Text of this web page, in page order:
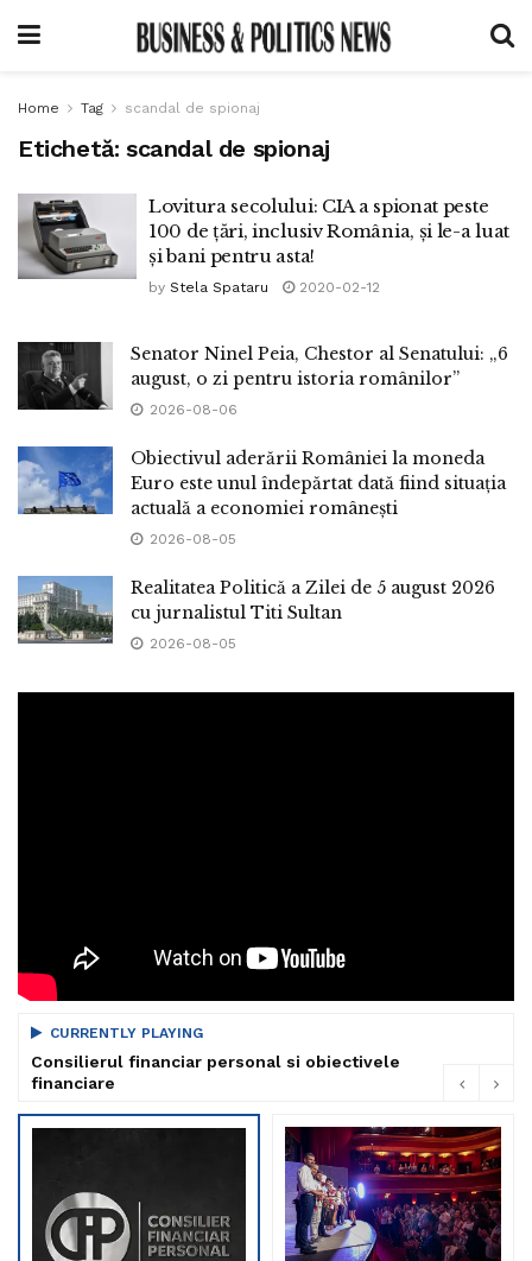
Home Tag scandal de spionaj
Etichetă: scandal de spionaj
Lovitura secolului: CIA a spionat peste
100 de țări, inclusiv România, și le-a luat
și bani pentru asta!
by Stela Spataru 2020-02-12
Senator Ninel Peia, Chestor al Senatului: „6
august, o zi pentru istoria românilor”
2026-08-06
Obiectivul aderării României la moneda
Euro este unul îndepărtat dată fiind situația
actuală a economiei românești
2026-08-05
Realitatea Politică a Zilei de 5 august 2026
cu jurnalistul Titi Sultan
2026-08-05
CURRENTLY PLAYING
Consilierul financiar personal si obiectivele
financiare